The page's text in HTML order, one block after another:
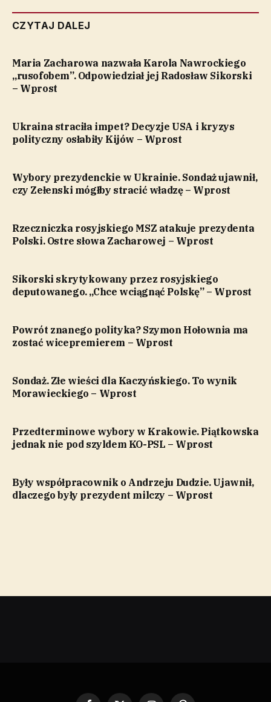
CZYTAJ DALEJ
Maria Zacharowa nazwała Karola Nawrockiego
„rusofobem”. Odpowiedział jej Radosław Sikorski
– Wprost
Ukraina straciła impet? Decyzje USA i kryzys
polityczny osłabiły Kijów – Wprost
Wybory prezydenckie w Ukrainie. Sondaż ujawnił,
czy Zełenski mógłby stracić władzę – Wprost
Rzeczniczka rosyjskiego MSZ atakuje prezydenta
Polski. Ostre słowa Zacharowej – Wprost
Sikorski skrytykowany przez rosyjskiego
deputowanego. „Chce wciągnąć Polskę” – Wprost
Powrót znanego polityka? Szymon Hołownia ma
zostać wicepremierem – Wprost
Sondaż. Złe wieści dla Kaczyńskiego. To wynik
Morawieckiego – Wprost
Przedterminowe wybory w Krakowie. Piątkowska
jednak nie pod szyldem KO-PSL – Wprost
Były współpracownik o Andrzeju Dudzie. Ujawnił,
dlaczego były prezydent milczy – Wprost